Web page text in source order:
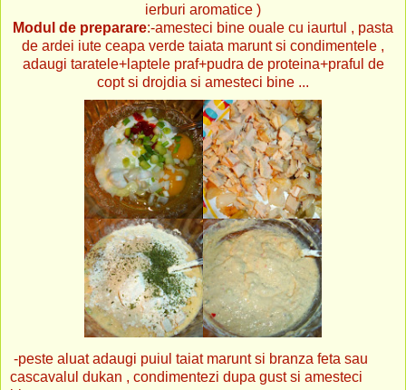
ierburi aromatice )
Modul de preparare:-amesteci bine ouale cu iaurtul , pasta
de ardei iute ceapa verde taiata marunt si condimentele ,
adaugi taratele+laptele praf+pudra de proteina+praful de
copt si drojdia si amesteci bine ...
-peste aluat adaugi puiul taiat marunt si branza feta sau
cascavalul dukan , condimentezi dupa gust si amesteci